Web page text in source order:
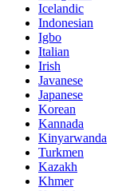
Icelandic
Indonesian
Igbo
Italian
Irish
Javanese
Japanese
Korean
Kannada
Kinyarwanda
Turkmen
Kazakh
Khmer